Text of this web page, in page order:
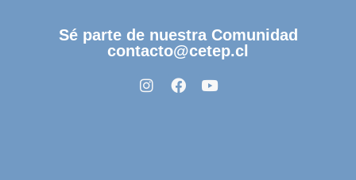
Sé parte de nuestra Comunidad
contacto@cetep.cl